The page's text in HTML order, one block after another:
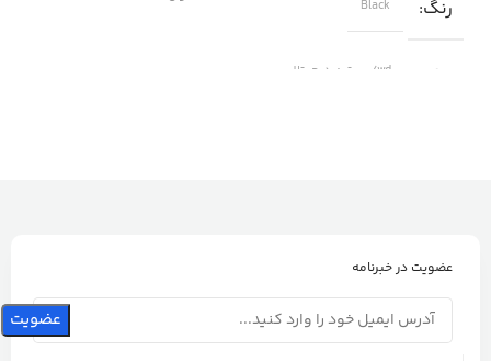
رنگ Black
wd/وسترن دیجیتال
عضویت در خبرنامه